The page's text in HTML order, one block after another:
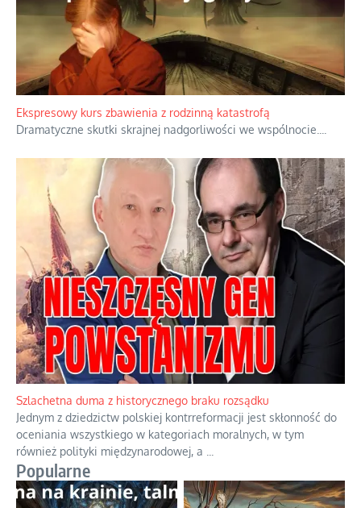
Ekspresowy kurs zbawienia z rodzinną katastrofą
Dramatyczne skutki skrajnej nadgorliwości we wspólnocie.
Szlachetna duma z historycznego braku rozsądku
Jednym z dziedzictw polskiej kontrreformacji jest skłonność do
oceniania wszystkiego w kategoriach moralnych, w tym
również polityki międzynarodowej, a
Popularne